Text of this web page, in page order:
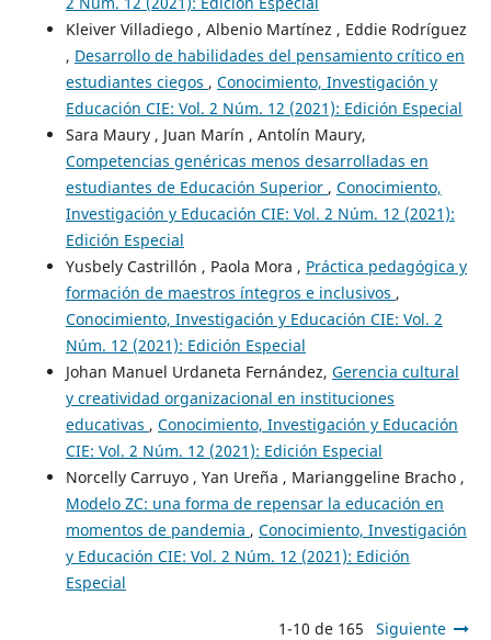
Kleiver Villadiego , Albenio Martínez , Eddie Rodríguez
, Desarrollo de habilidades del pensamiento crítico en
estudiantes ciegos , Conocimiento, Investigación y
Educación CIE: Vol. 2 Núm. 12 (2021): Edición Especial
Sara Maury , Juan Marín , Antolín Maury,
Competencias genéricas menos desarrolladas en
estudiantes de Educación Superior , Conocimiento,
Investigación y Educación CIE: Vol. 2 Núm. 12 (2021):
Edición Especial
Yusbely Castrillón , Paola Mora , Práctica pedagógica y
formación de maestros íntegros e inclusivos ,
Conocimiento, Investigación y Educación CIE: Vol. 2
Núm. 12 (2021): Edición Especial
Johan Manuel Urdaneta Fernández, Gerencia cultural
y creatividad organizacional en instituciones
educativas , Conocimiento, Investigación y Educación
CIE: Vol. 2 Núm. 12 (2021): Edición Especial
Norcelly Carruyo , Yan Ureña , Marianggeline Bracho ,
Modelo ZC: una forma de repensar la educación en
momentos de pandemia , Conocimiento, Investigación
y Educación CIE: Vol. 2 Núm. 12 (2021): Edición
Especial
1-10 de 165 Siguiente